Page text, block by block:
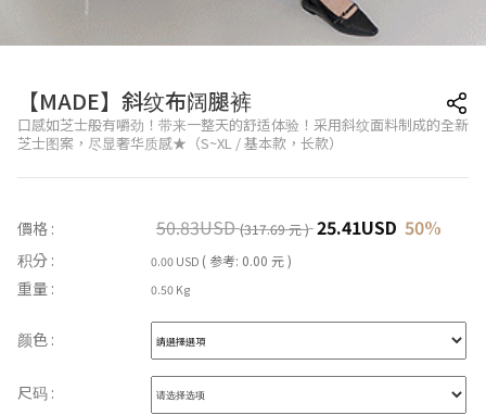
【MADE】斜纹布阔腿裤
口感如芝士般有嚼劲！带来一整天的舒适体验！采用斜纹面料制成的全新
芝士图案，尽显奢华质感★（S~XL / 基本款，长款）
價格 : 50.83USD (317.69 元 ) 25.41USD 50%
积分 : 0.00 USD ( 参考: 0.00 元 )
重量 : 0.50 Kg
颜色 :
尺码 :